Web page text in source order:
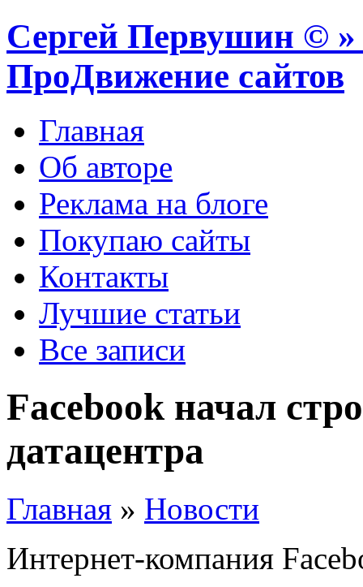
Сергей Первушин © »
ПроДвижение сайтов
Главная
Об авторе
Реклама на блоге
Покупаю сайты
Контакты
Лучшие статьи
Все записи
Facebook начал
датацентра
Главная » Новости
Интернет-компания